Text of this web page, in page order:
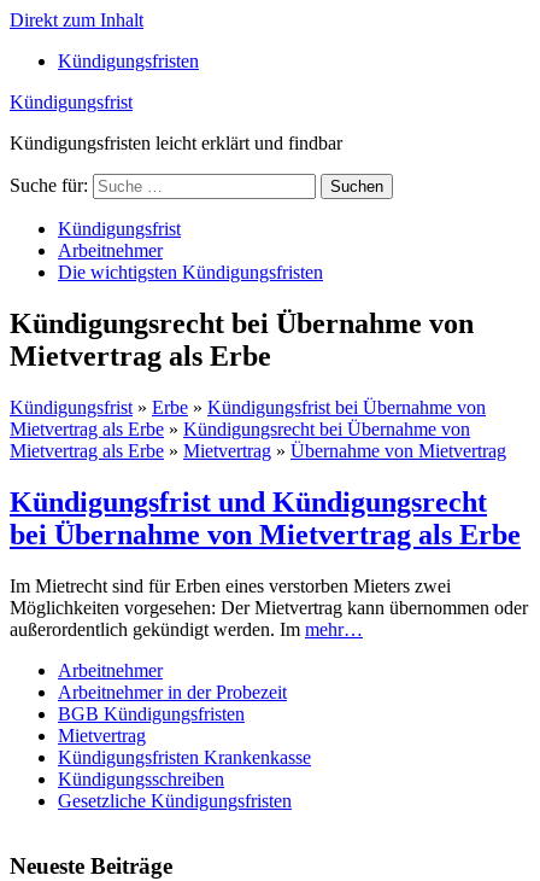
Direkt zum Inhalt
Kündigungsfristen
Kündigungsfrist
Kündigungsfristen leicht erklärt und findbar
Suche für: Suchen
Kündigungsfrist
Arbeitnehmer
Die wichtigsten Kündigungsfristen
Kündigungsrecht bei Übernahme von
Mietvertrag als Erbe
Kündigungsfrist » Erbe » Kündigungsfrist bei Übernahme von
Mietvertrag als Erbe » Kündigungsrecht bei Übernahme von
Mietvertrag als Erbe » Mietvertrag » Übernahme von Mietvertrag
Kündigungsfrist und Kündigungsrecht
bei Übernahme von Mietvertrag als Erbe
Im Mietrecht sind für Erben eines verstorben Mieters zwei
Möglichkeiten vorgesehen: Der Mietvertrag kann übernommen oder
außerordentlich gekündigt werden. Im mehr…
Arbeitnehmer
Arbeitnehmer in der Probezeit
BGB Kündigungsfristen
Mietvertrag
Kündigungsfristen Krankenkasse
Kündigungsschreiben
Gesetzliche Kündigungsfristen
Neueste Beiträge